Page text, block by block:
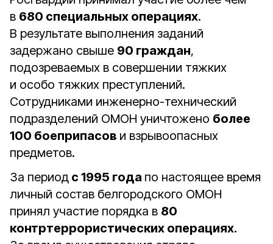
в 680 специальных операциях.
В результате выполнения заданий
задержано свыше 90 граждан,
подозреваемых в совершении тяжких
и особо тяжких преступлений.
Сотрудниками инженерно-технический
подразделений ОМОН уничтожено более
100 боеприпасов и взрывоопасных
предметов.
За период с 1995 года по настоящее время
личный состав белгородского ОМОН
принял участие порядка в 80
контртеррористических операциях.